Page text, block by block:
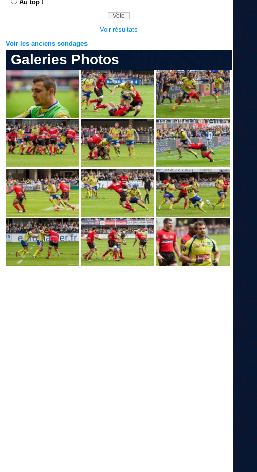
Au top !
Voir résultats
Voir les anciens sondages
Galeries Photos